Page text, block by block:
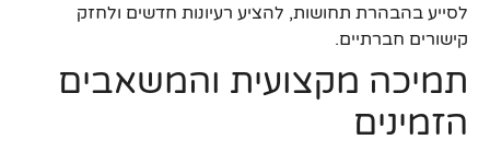
לסייע בהבהרת תחושות, להציע רעיונות חדשים ולחזק
קישורים חברתיים.
תמיכה מקצועית והמשאבים
הזמינים